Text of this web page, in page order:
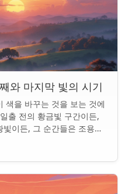
와 마지막 빛의 시기
색을 바꾸는 것을 보는 것에
출 전의 황금빛 구간이든,
이든, 그 순간들은 조용한